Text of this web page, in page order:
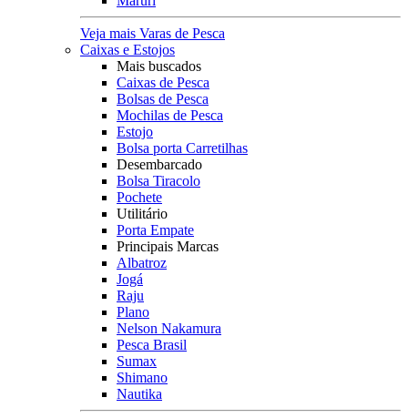
Veja mais Varas de Pesca
Caixas e Estojos
Mais buscados
Caixas de Pesca
Bolsas de Pesca
Mochilas de Pesca
Estojo
Bolsa porta Carretilhas
Desembarcado
Bolsa Tiracolo
Pochete
Utilitário
Porta Empate
Principais Marcas
Albatroz
Jogá
Raju
Plano
Nelson Nakamura
Pesca Brasil
Sumax
Shimano
Nautika